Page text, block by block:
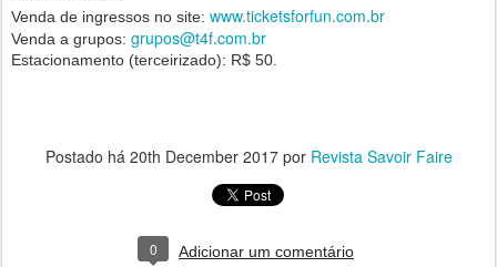
Venda de ingressos no site: www.ticketsforfun.com.br
Venda a grupos: grupos@t4f.com.br
Estacionamento (terceirizado): R$ 50.
Postado há 20th December 2017por Revista Savoir Faire
0 Adicionar um comentário